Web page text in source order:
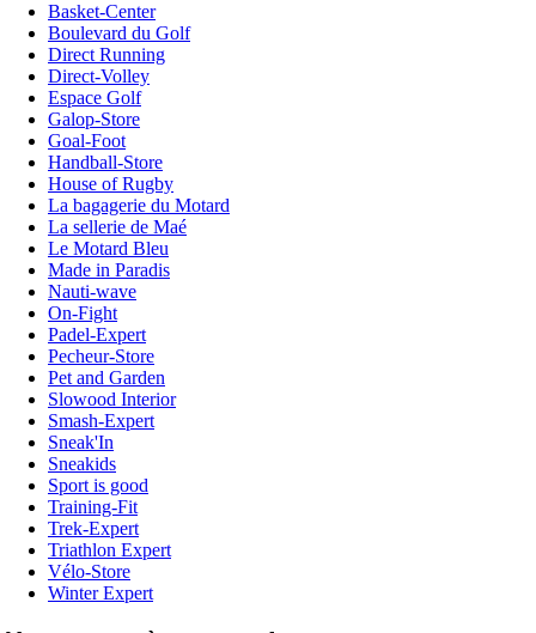
Basket-Center
Boulevard du Golf
Direct Running
Direct-Volley
Espace Golf
Galop-Store
Goal-Foot
Handball-Store
House of Rugby
La bagagerie du Motard
La sellerie de Maé
Le Motard Bleu
Made in Paradis
Nauti-wave
On-Fight
Padel-Expert
Pecheur-Store
Pet and Garden
Slowood Interior
Smash-Expert
Sneak'In
Sneakids
Sport is good
Training-Fit
Trek-Expert
Triathlon Expert
Vélo-Store
Winter Expert